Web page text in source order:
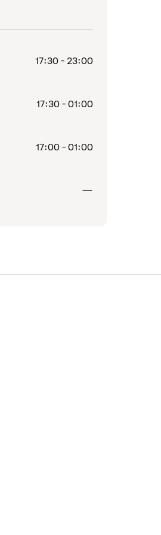
17:30 - 23:00
17:30 - 01:00
17:00 - 01:00
—Lukket